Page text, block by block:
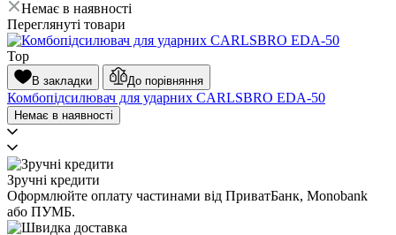
Немає в наявності
Переглянуті товари
Top
В закладки До порівняння
Комбопідсилювач для ударних CARLSBRO EDA-50
Немає в наявності
Зручні кредити
Оформлюйте оплату частинами від ПриватБанк, Monobank
або ПУМБ.